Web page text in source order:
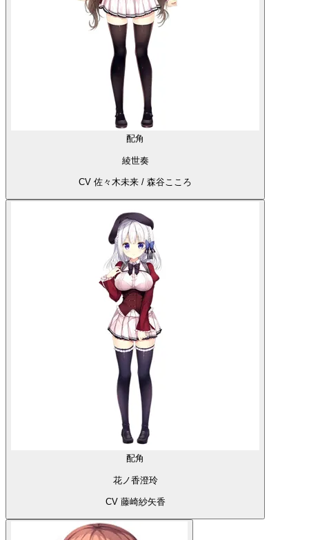
配角
綾世奏
CV 佐々木未来 / 森谷こころ
配角
花ノ香澄玲
CV 藤崎紗矢香